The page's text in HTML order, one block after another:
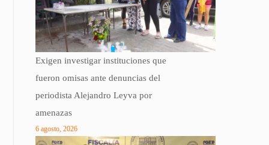
Exigen investigar instituciones que
fueron omisas ante denuncias del
periodista Alejandro Leyva por
amenazas
6 agosto, 2026